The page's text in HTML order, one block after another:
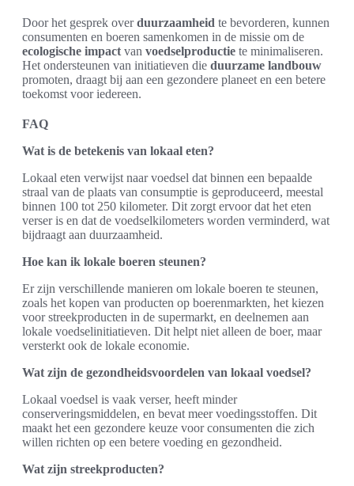
Door het gesprek overduurzaamheid te bevorderen, kunnen
consumenten en boeren samenkomen in de missie om de
ecologische impact van voedselproductie te minimaliseren.
Het ondersteunen van initiatieven die duurzame landbouw
promoten, draagt bij aan een gezondere planeet en een betere
toekomst voor iedereen.
FAQ
Wat is de betekenis van lokaal eten?
Lokaal eten verwijst naar voedsel dat binnen een bepaalde
straal van de plaats van consumptie is geproduceerd, meestal
binnen 100 tot 250 kilometer. Dit zorgt ervoor dat het eten
verser is en dat de voedselkilometers worden verminderd, wat
bijdraagt aan duurzaamheid.
Hoe kan ik lokale boeren steunen?
Er zijn verschillende manieren om lokale boeren te steunen,
zoals het kopen van producten op boerenmarkten, het kiezen
voor streekproducten in de supermarkt, en deelnemen aan
lokale voedselinitiatieven. Dit helpt niet alleen de boer, maar
versterkt ook de lokale economie.
Wat zijn de gezondheidsvoordelen van lokaal voedsel?
Lokaal voedsel is vaak verser, heeft minder
conserveringsmiddelen, en bevat meer voedingsstoffen. Dit
maakt het een gezondere keuze voor consumenten die zich
willen richten op een betere voeding en gezondheid.
Wat zijn streekproducten?